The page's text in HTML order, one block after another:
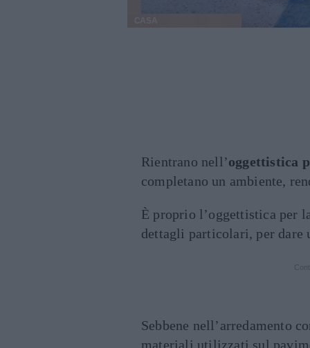
Rientrano nell’oggettistica
completano un ambiente,
È proprio l’oggettistica per
dettagli particolari, per dare
Sebbene nell’arredamento
materiali utilizzati sul